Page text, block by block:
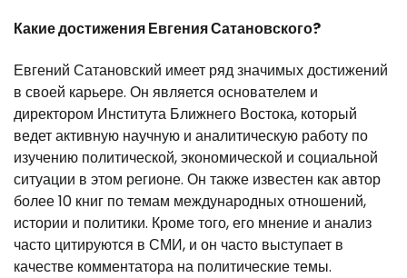
Какие достижения Евгения Сатановского?
Евгений Сатановский имеет ряд значимых достижений
в своей карьере. Он является основателем и
директором Института Ближнего Востока, который
ведет активную научную и аналитическую работу по
изучению политической, экономической и социальной
ситуации в этом регионе. Он также известен как автор
более 10 книг по темам международных отношений,
истории и политики. Кроме того, его мнение и анализ
часто цитируются в СМИ, и он часто выступает в
качестве комментатора на политические темы.